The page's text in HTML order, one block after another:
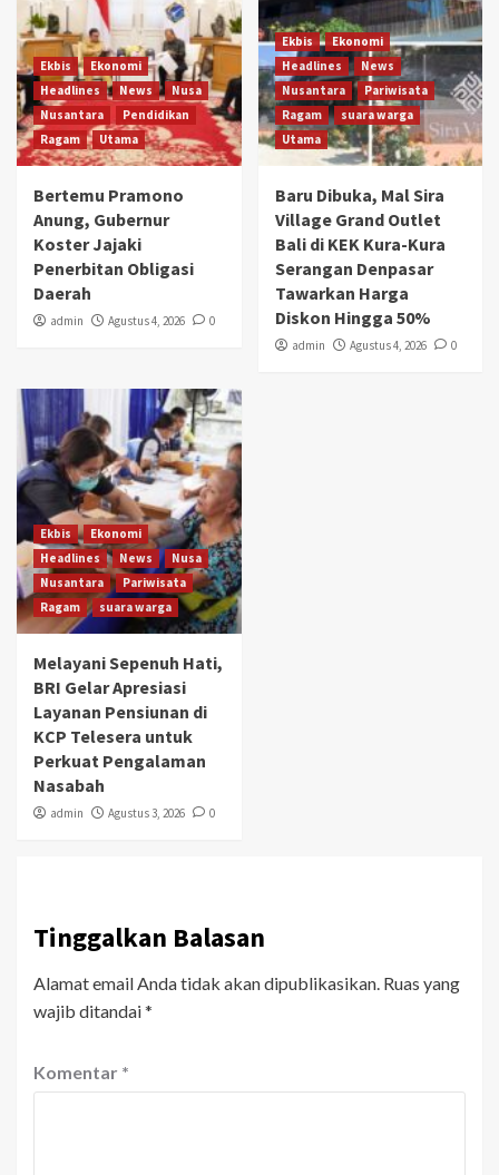
Ekbis
Ekonomi
Headlines
News
Nusa
Nusantara
Pendidikan
Ragam
Utama
Bertemu Pramono
Anung, Gubernur
Koster Jajaki
Penerbitan Obligasi
Daerah
admin Agustus 4, 2026 0
Ekbis
Ekonomi
Headlines
News
Nusantara
Pariwisata
Ragam
suara warga
Utama
Baru Dibuka, Mal Sira
Village Grand Outlet
Bali di KEK Kura-Kura
Serangan Denpasar
Tawarkan Harga
Diskon Hingga 50%
admin Agustus 4, 2026 0
Ekbis
Ekonomi
Headlines
News
Nusa
Nusantara
Pariwisata
Ragam
suara warga
Melayani Sepenuh Hati,
BRI Gelar Apresiasi
Layanan Pensiunan di
KCP Telesera untuk
Perkuat Pengalaman
Nasabah
admin Agustus 3, 2026 0
Tinggalkan Balasan
Alamat email Anda tidak akan dipublikasikan. Ruas yang
wajib ditandai*
Komentar *